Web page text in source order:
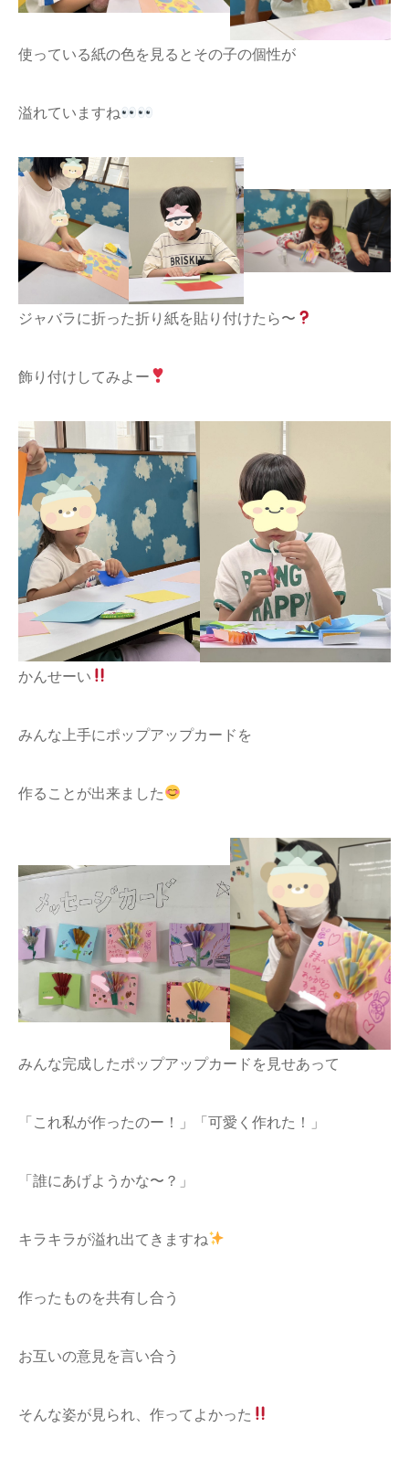
使っている紙の色を見るとその子の個性が
溢れていますね
ジャバラに折った折り紙を貼り付けたら〜
飾り付けしてみよー
かんせーい
みんな上手にポップアップカードを
作ることが出来ました
みんな完成したポップアップカードを見せあって
「これ私が作ったのー！」「可愛く作れた！」
「誰にあげようかな〜？」
キラキラが溢れ出てきますね
作ったものを共有し合う
お互いの意見を言い合う
そんな姿が見られ、作ってよかった